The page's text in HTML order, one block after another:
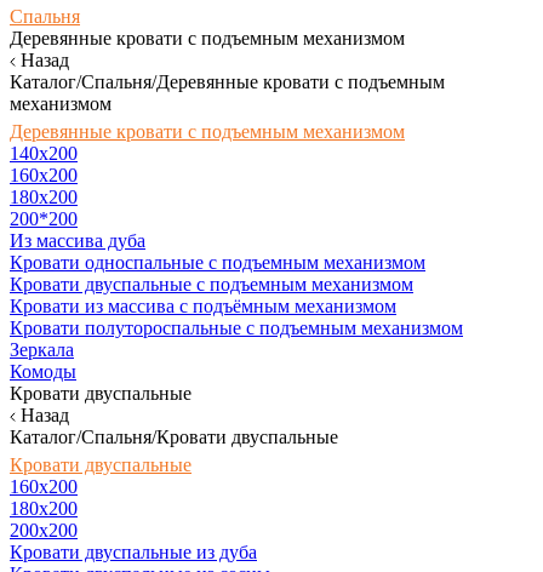
Спальня
Деревянные кровати с подъемным механизмом
Назад
Каталог/Спальня/Деревянные кровати с подъемным
механизмом
Деревянные кровати с подъемным механизмом
140x200
160х200
180х200
200*200
Из массива дуба
Кровати односпальные с подъемным механизмом
Кровати двуспальные с подъемным механизмом
Кровати из массива с подъёмным механизмом
Кровати полутороспальные с подъемным механизмом
Зеркала
Комоды
Кровати двуспальные
Назад
Каталог/Спальня/Кровати двуспальные
Кровати двуспальные
160х200
180x200
200x200
Кровати двуспальные из дуба